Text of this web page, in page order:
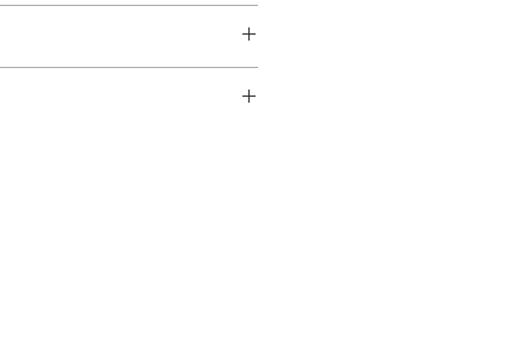
については別途ご連絡いたしま
指定や日曜・祝日の配送指定が
す。あらかじめご了承くださ
ドウレタン